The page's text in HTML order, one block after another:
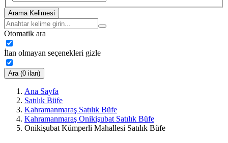
Arama Kelimesi
Otomatik ara
İlan olmayan seçenekleri gizle
Ara (0 ilan)
Ana Sayfa
Satılık Büfe
Kahramanmaraş Satılık Büfe
Kahramanmaraş Onikişubat Satılık Büfe
Onikişubat Kümperli Mahallesi Satılık Büfe